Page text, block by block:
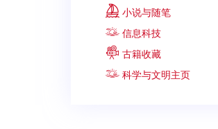
小说与随笔
信息科技
古籍收藏
科学与文明主页